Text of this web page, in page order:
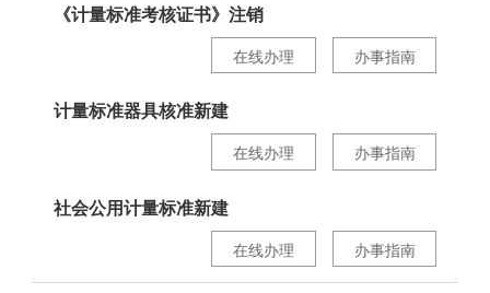
《计量标准考核证书》注销
办事指南
在线办理
计量标准器具核准新建
办事指南
在线办理
社会公用计量标准新建
办事指南
在线办理